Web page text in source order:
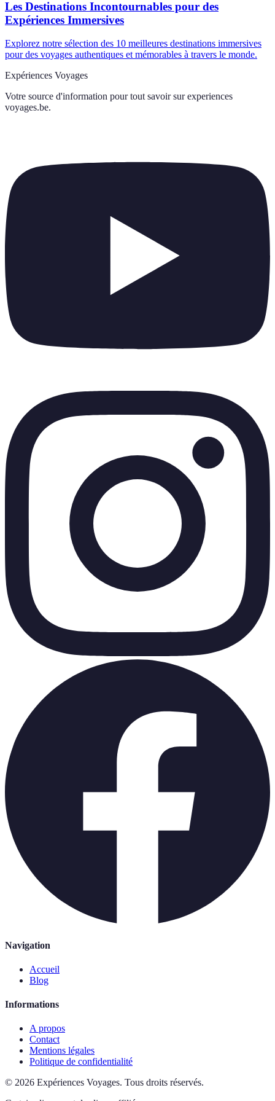
Les Destinations Incontournables pour des
Expériences Immersives
Explorez notre sélection des 10 meilleures destinations immersives
pour des voyages authentiques et mémorables à travers le monde.
Expériences Voyages
Votre source d'information pour tout savoir sur experiences
voyages.be.
Navigation
Accueil
Blog
Informations
A propos
Contact
Mentions légales
Politique de confidentialité
© 2026 Expériences Voyages. Tous droits réservés.